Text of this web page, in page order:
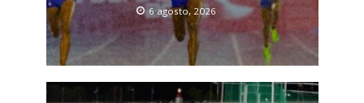
6 agosto, 2026